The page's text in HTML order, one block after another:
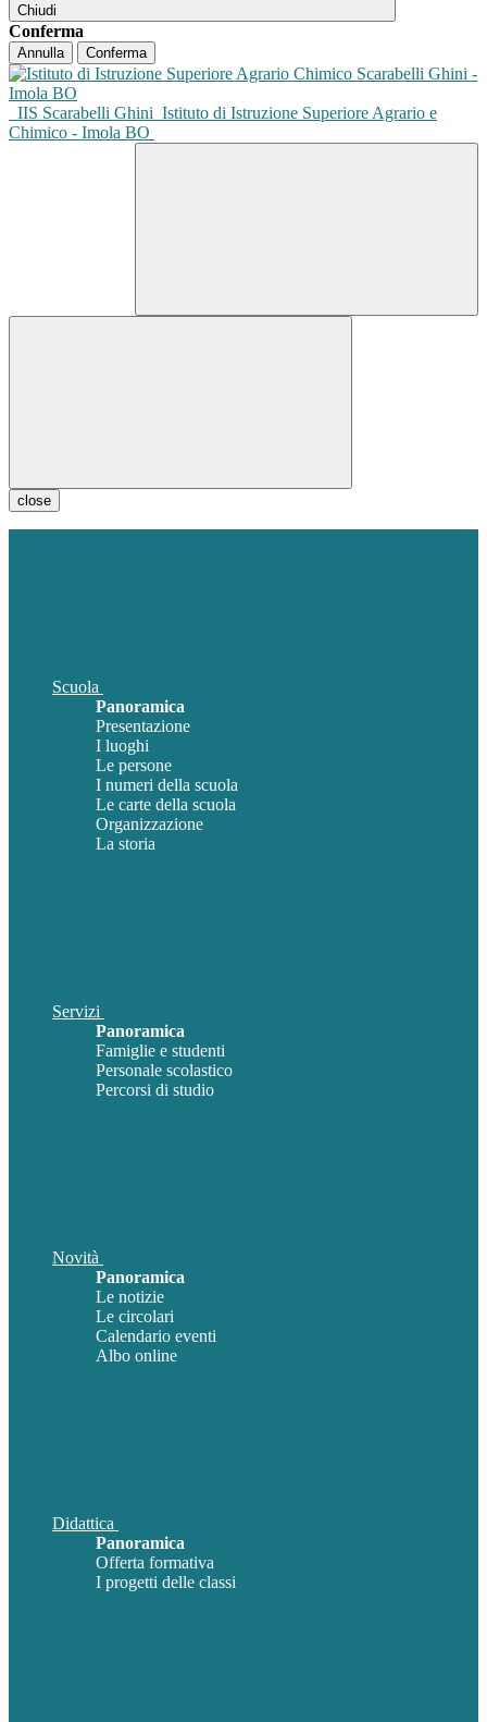
Chiudi
Conferma
Annulla Conferma
IIS Scarabelli Ghini Istituto di Istruzione Superiore Agrario e
Chimico - Imola BO
close
Scuola
Panoramica
Presentazione
I luoghi
Le persone
I numeri della scuola
Le carte della scuola
Organizzazione
La storia
Servizi
Panoramica
Famiglie e studenti
Personale scolastico
Percorsi di studio
Novità
Panoramica
Le notizie
Le circolari
Calendario eventi
Albo online
Didattica
Panoramica
Offerta formativa
I progetti delle classi